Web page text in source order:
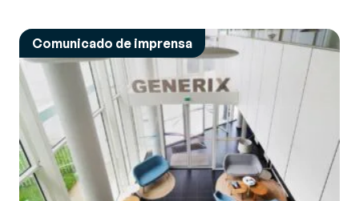
Comunicado de imprensa